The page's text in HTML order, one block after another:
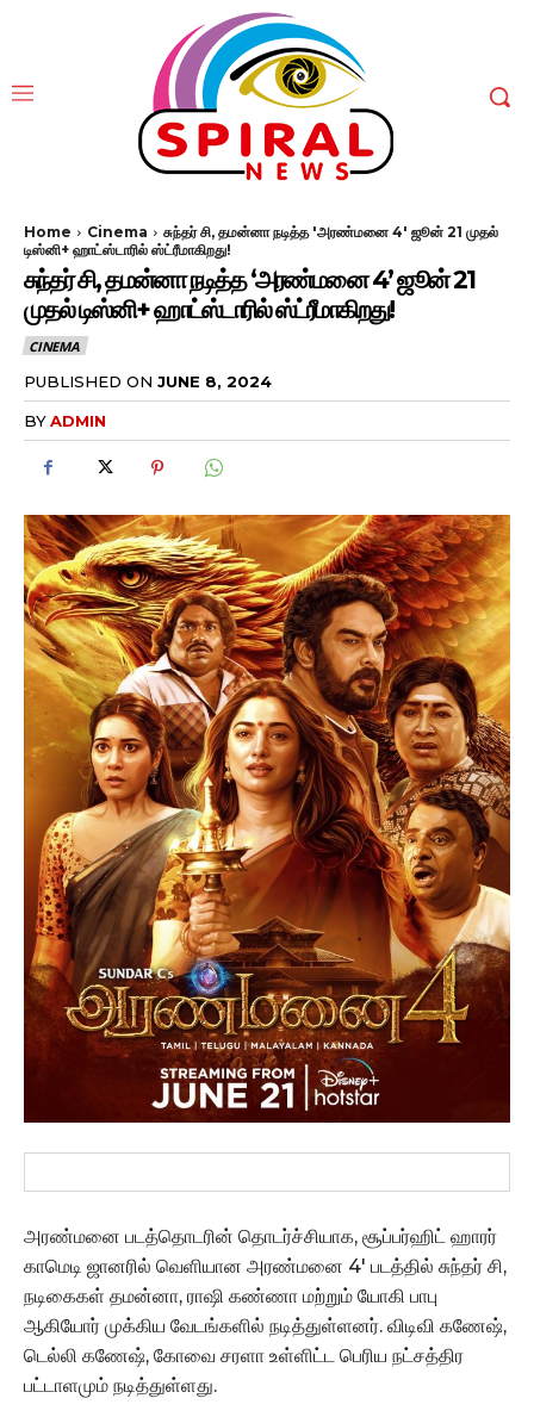
Home Cinema
சுந்தர் சி, தமன்னா நடித்த 'அரண்மனை 4' ஜூன் 21 முதல்
டிஸ்னி+ ஹாட்ஸ்டாரில் ஸ்ட்ரீமாகிறது!
சுந்தர் சி, தமன்னா நடித்த ‘அரண்மனை 4’ ஜூன் 21
முதல் டிஸ்னி+ ஹாட்ஸ்டாரில் ஸ்ட்ரீமாகிறது!
CINEMA
PUBLISHED ON JUNE 8, 2024
BYADMIN
அரண்மனை படத்தொடரின் தொடர்ச்சியாக, சூப்பர்ஹிட் ஹாரர்
காமெடி ஜானரில் வெளியான அரண்மனை 4′ படத்தில் சுந்தர் சி,
நடிகைகள் தமன்னா, ராஷி கண்ணா மற்றும் யோகி பாபு
ஆகியோர் முக்கிய வேடங்களில் நடித்துள்ளனர். விடிவி கணேஷ்,
டெல்லி கணேஷ், கோவை சரளா உள்ளிட்ட பெரிய நட்சத்திர
பட்டாளமும் நடித்துள்ளது.